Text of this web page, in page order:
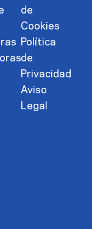
de
Cookies
Política
de
Privacidad
Aviso
Legal